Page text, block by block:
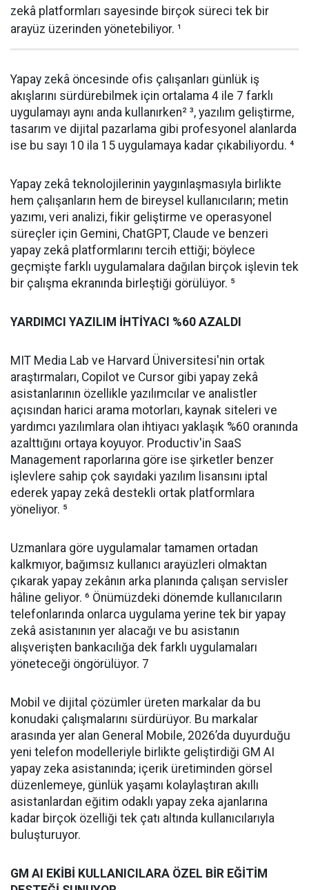
zekâ platformları sayesinde birçok süreci tek bir
arayüz üzerinden yönetebiliyor. ¹
Yapay zekâ öncesinde ofis çalışanları günlük iş
akışlarını sürdürebilmek için ortalama 4 ile 7 farklı
uygulamayı aynı anda kullanırken² ³, yazılım geliştirme,
tasarım ve dijital pazarlama gibi profesyonel alanlarda
ise bu sayı 10 ila 15 uygulamaya kadar çıkabiliyordu. ⁴
Yapay zekâ teknolojilerinin yaygınlaşmasıyla birlikte
hem çalışanların hem de bireysel kullanıcıların; metin
yazımı, veri analizi, fikir geliştirme ve operasyonel
süreçler için Gemini, ChatGPT, Claude ve benzeri
yapay zekâ platformlarını tercih ettiği; böylece
geçmişte farklı uygulamalara dağılan birçok işlevin tek
bir çalışma ekranında birleştiği görülüyor. ⁵
YARDIMCI YAZILIM İHTİYACI %60 AZALDI
MIT Media Lab ve Harvard Üniversitesi'nin ortak
araştırmaları, Copilot ve Cursor gibi yapay zekâ
asistanlarının özellikle yazılımcılar ve analistler
açısından harici arama motorları, kaynak siteleri ve
yardımcı yazılımlara olan ihtiyacı yaklaşık %60 oranında
azalttığını ortaya koyuyor. Productiv'in SaaS
Management raporlarına göre ise şirketler benzer
işlevlere sahip çok sayıdaki yazılım lisansını iptal
ederek yapay zekâ destekli ortak platformlara
yöneliyor. ⁵
Uzmanlara göre uygulamalar tamamen ortadan
kalkmıyor, bağımsız kullanıcı arayüzleri olmaktan
çıkarak yapay zekânın arka planında çalışan servisler
hâline geliyor. ⁶ Önümüzdeki dönemde kullanıcıların
telefonlarında onlarca uygulama yerine tek bir yapay
zekâ asistanının yer alacağı ve bu asistanın
alışverişten bankacılığa dek farklı uygulamaları
yöneteceği öngörülüyor. 7
Mobil ve dijital çözümler üreten markalar da bu
konudaki çalışmalarını sürdürüyor. Bu markalar
arasında yer alan General Mobile, 2026’da duyurduğu
yeni telefon modelleriyle birlikte geliştirdiği GM AI
yapay zeka asistanında; içerik üretiminden görsel
düzenlemeye, günlük yaşamı kolaylaştıran akıllı
asistanlardan eğitim odaklı yapay zeka ajanlarına
kadar birçok özelliği tek çatı altında kullanıcılarıyla
buluşturuyor.
GM AI EKİBİ KULLANICILARA ÖZEL BİR EĞİTİM